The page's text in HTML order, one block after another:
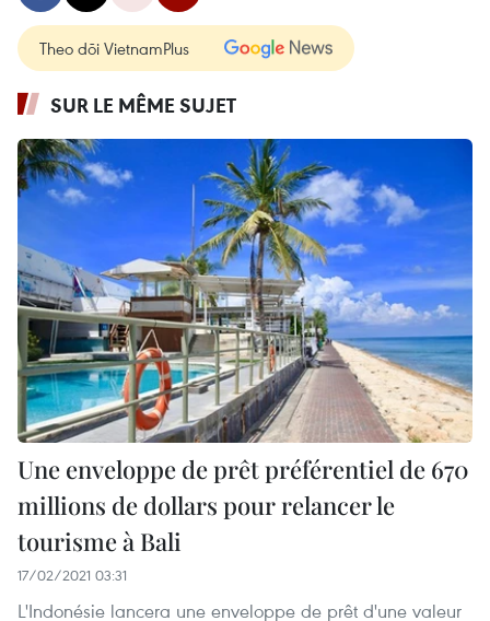
Theo dõi VietnamPlus
SUR LE MÊME SUJET
Une enveloppe de prêt préférentiel de 670
millions de dollars pour relancer le
tourisme à Bali
17/02/2021 03:31
L'Indonésie lancera une enveloppe de prêt d'une valeur